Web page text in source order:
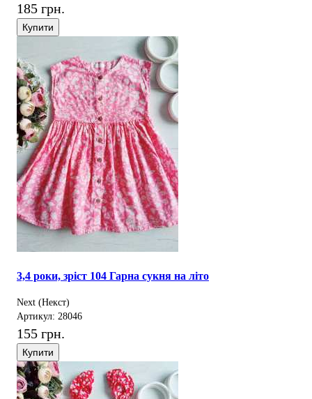
185 грн.
Купити
3,4 роки, зріст 104 Гарна сукня на літо
Next (Некст)
Артикул: 28046
155 грн.
Купити